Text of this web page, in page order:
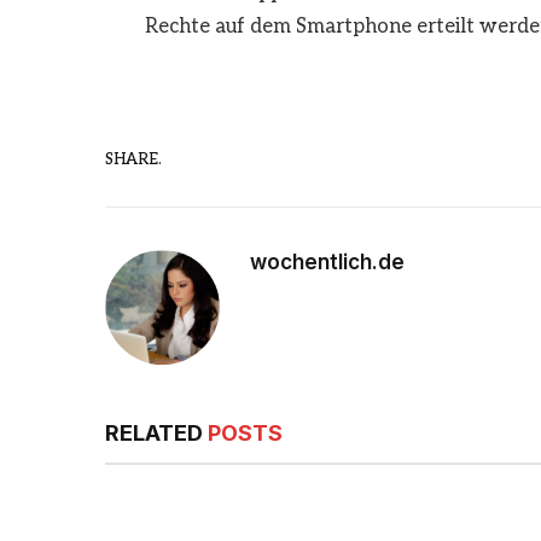
Rechte auf dem Smartphone erteilt
SHARE.
wochentlich.de
RELATED POSTS